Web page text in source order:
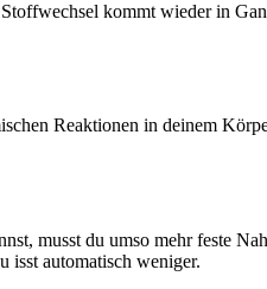
kommt wieder in
Reaktionen in deinem
musst du umso mehr feste
isst automatisch weniger.